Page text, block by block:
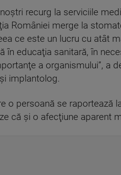
recurg la serviciile
României merge la
ce este un lucru cu atât
educaţia sanitară, în
a organismului”, a
implantolog.
o persoană se raportează
că şi o afecţiune aparent